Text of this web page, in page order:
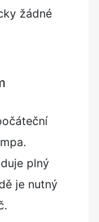
žádné
plný
je nutný